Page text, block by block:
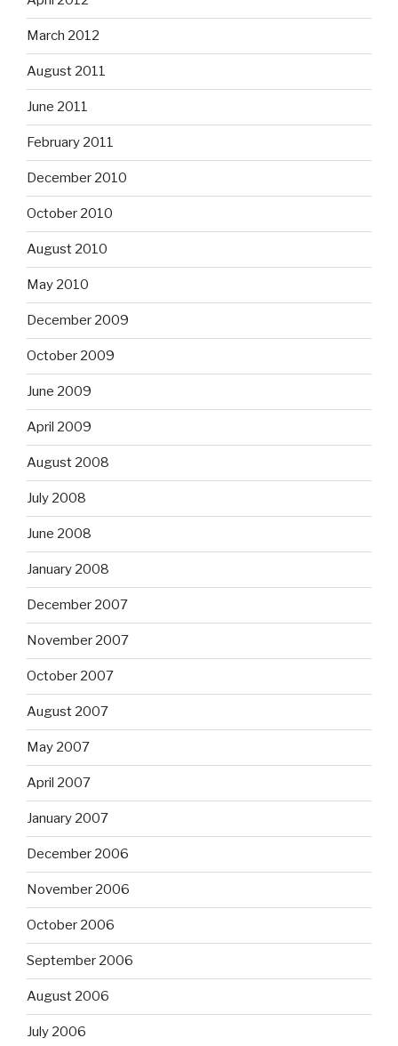
March 2012
August 2011
June 2011
February 2011
December 2010
October 2010
August 2010
May 2010
December 2009
October 2009
June 2009
April 2009
August 2008
July 2008
June 2008
January 2008
December 2007
November 2007
October 2007
August 2007
May 2007
April 2007
January 2007
December 2006
November 2006
October 2006
September 2006
August 2006
July 2006